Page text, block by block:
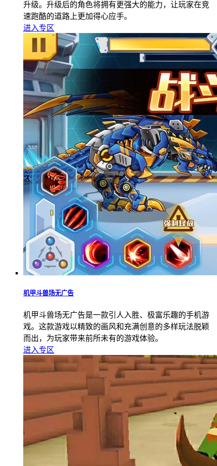
升级。升级后的角色将拥有更强大的能力，让玩家在竞
速跑酷的道路上更加得心应手。
进入专区
机甲斗兽场无广告
机甲斗兽场无广告是一款引人入胜、极富乐趣的手机游
戏。这款游戏以精致的画风和充满创意的多样玩法脱颖
而出，为玩家带来前所未有的游戏体验。
进入专区